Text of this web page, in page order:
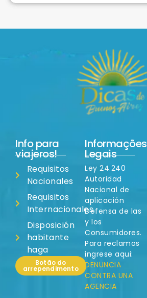
Info para
viajeros!
Requisitos
Nacionales
Requisitos
Internacionales
Disposición
habitante
haga
Botão do
arrependimento
Informações
Legais
Ley 24.240
Autoridad
Nacional de
aplicación
Defensa de las
y los
Consumidores.
Para reclamos
ingrese aqui:
DENUNCIA
CONTRA UNA
AGENCIA